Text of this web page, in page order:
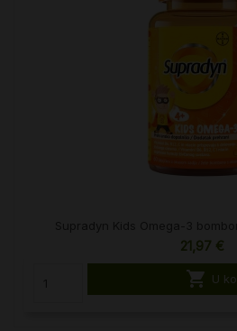
21,97 €
 U